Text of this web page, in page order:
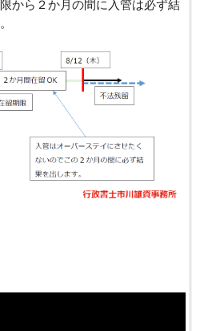
から２か月の間に入管は必ず結